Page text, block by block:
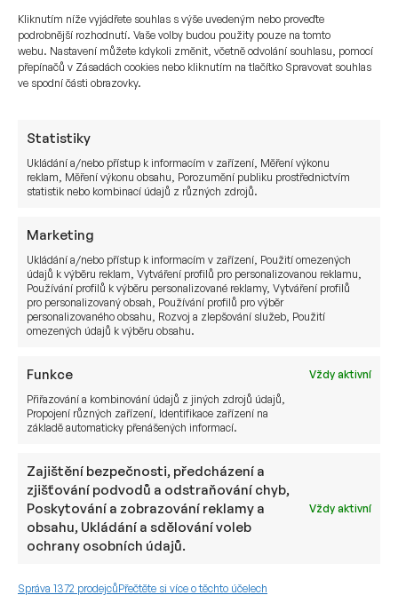
Kliknutím níže vyjádřete souhlas s výše uvedeným nebo proveďte
podrobnější rozhodnutí. Vaše volby budou použity pouze na tomto
webu. Nastavení můžete kdykoli změnit, včetně odvolání souhlasu, pomocí
přepínačů v Zásadách cookies nebo kliknutím na tlačítko Spravovat souhlas
ve spodní části obrazovky.
Statistiky
Ukládání a/nebo přístup k informacím v zařízení, Měření výkonu
reklam, Měření výkonu obsahu, Porozumění publiku prostřednictvím
statistik nebo kombinací údajů z různých zdrojů.
Marketing
Ukládání a/nebo přístup k informacím v zařízení, Použití omezených
údajů k výběru reklam, Vytváření profilů pro personalizovanou reklamu,
Používání profilů k výběru personalizované reklamy, Vytváření profilů
pro personalizovaný obsah, Používání profilů pro výběr
personalizovaného obsahu, Rozvoj a zlepšování služeb, Použití
omezených údajů k výběru obsahu.
Funkce
Vždy aktivní
Přiřazování a kombinování údajů z jiných zdrojů údajů,
Propojení různých zařízení, Identifikace zařízení na
základě automaticky přenášených informací.
Zajištění bezpečnosti, předcházení a
zjišťování podvodů a odstraňování chyb,
Poskytování a zobrazování reklamy a
obsahu, Ukládání a sdělování voleb
ochrany osobních údajů.
Vždy aktivní
Správa 1372 prodejcůPřečtěte si více o těchto účelech
Přístup českých privátních bank je zcela odlišný
od švýcarských bank, ve kterých bankéři nikdy
nejdou pod svoji cenu. Nikdy nesníží poplatek, aby
porazili konkurenci. Vždy chtějí vyhrát přidanou
Tento přístup je blízký i nám. Také nesnižujme
naše poplatky. Jednou jsou dané a buď je investor
akceptuje, nebo ne.
Švýcarské banky zároveň také
Buď máte dostatek majetku a službu dostanete,
nebo ne.Ve Švýcarsku žádné výjimky
neexistují.